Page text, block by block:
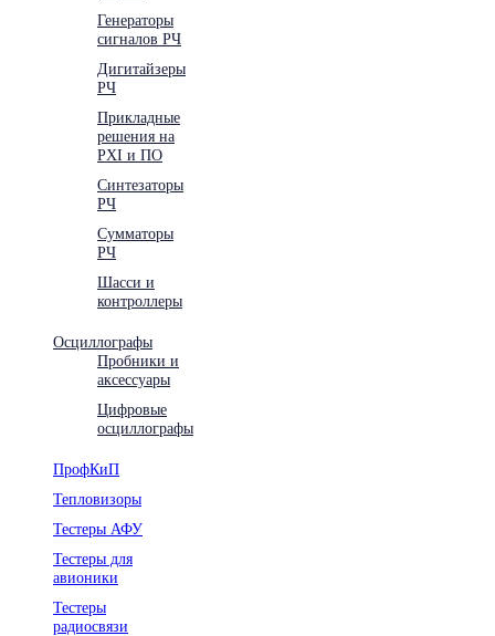
Генераторы
сигналов РЧ
Дигитайзеры
РЧ
Прикладные
решения на
PXI и ПО
Синтезаторы
РЧ
Сумматоры
РЧ
Шасси и
контроллеры
Осциллографы
Пробники и
аксессуары
Цифровые
осциллографы
ПрофКиП
Тепловизоры
Тестеры АФУ
Тестеры для
авионики
Тестеры
радиосвязи